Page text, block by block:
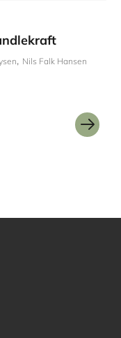
Nils Falk Hansen